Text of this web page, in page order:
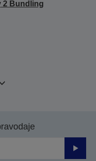
2 Bundling